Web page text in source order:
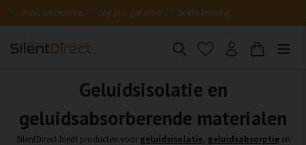
Gratis verzending Vijf jaar garantie Snelle levering
Geluidsisolatie en
geluidsabsorberende materialen
SilentDirect biedt producten voor geluidsisolatie, geluidsabsorptie en